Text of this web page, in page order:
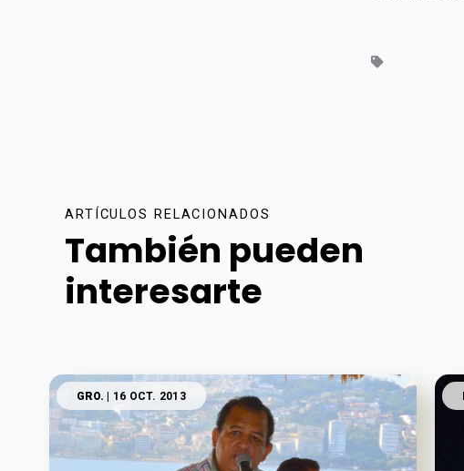
ARTÍCULOS RELACIONADOS
También pueden
interesarte
GRO. | 16 OCT. 2013